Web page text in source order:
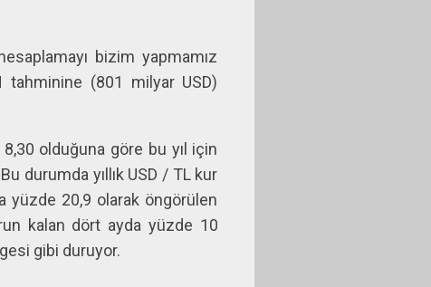
bizim yapmamız
tahminine (801 milyar USD)
olduğuna göre bu yıl için
durumda yıllık USD / TL kur
yüzde 20,9 olarak öngörülen
kalan dört ayda yüzde 10
gibi duruyor.